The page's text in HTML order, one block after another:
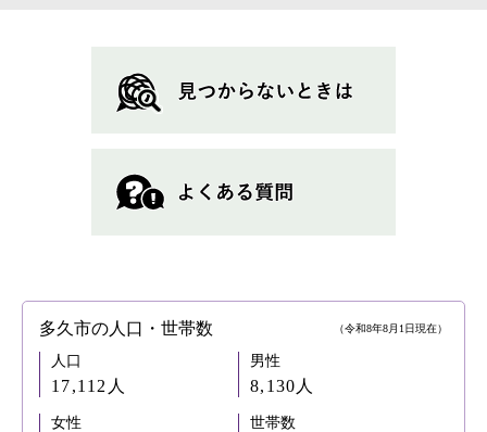
多久市の人口・世帯数 （令和8年8月1日現在）
人口
17,112人
男性
8,130人
女性 世帯数